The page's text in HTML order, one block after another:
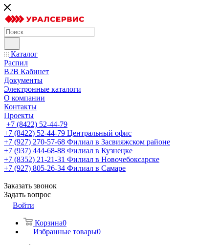
Каталог
Распил
B2B Кабинет
Документы
Электронные каталоги
О компании
Контакты
Проекты
+7 (8422) 52-44-79
+7 (8422) 52-44-79 Центральный офис
+7 (927) 270-57-68 Филиал в Засвияжском районе
+7 (937) 444-68-88 Филиал в Кузнецке
+7 (8352) 21-21-31 Филиал в Новочебоксарске
+7 (927) 805-26-34 Филиал в Самаре
Заказать звонок
Задать вопрос
Войти
Корзина0
Избранные товары0